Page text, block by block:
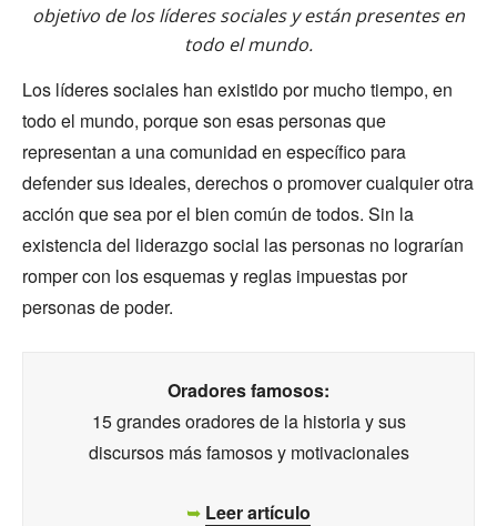
objetivo de los líderes sociales y están presentes en
todo el mundo.
Los líderes sociales han existido por mucho tiempo, en
todo el mundo, porque son esas personas que
representan a una comunidad en específico para
defender sus ideales, derechos o promover cualquier otra
acción que sea por el bien común de todos. Sin la
existencia del liderazgo social las personas no lograrían
romper con los esquemas y reglas impuestas por
personas de poder.
Oradores famosos:
15 grandes oradores de la historia y sus
discursos más famosos y motivacionales
➥ Leer artículo